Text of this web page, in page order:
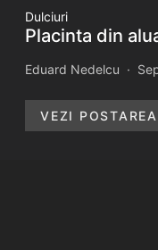
Dulciuri
Placinta din
Eduard Nedelcu
VEZI POSTAREA